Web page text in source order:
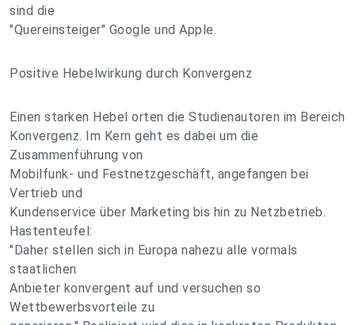
sind die
"Quereinsteiger" Google und Apple.
Positive Hebelwirkung durch Konvergenz
Einen starken Hebel orten die Studienautoren im Bereich
Konvergenz. Im Kern geht es dabei um die
Zusammenführung von
Mobilfunk- und Festnetzgeschäft, angefangen bei
Vertrieb und
Kundenservice über Marketing bis hin zu Netzbetrieb.
Hastenteufel:
"Daher stellen sich in Europa nahezu alle vormals
staatlichen
Anbieter konvergent auf und versuchen so
Wettbewerbsvorteile zu